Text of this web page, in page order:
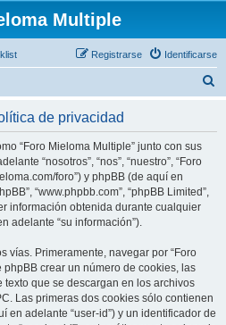
Multiple
Identificarse
Registrarse
de privacidad
“Foro Mieloma Multiple” junto con sus
“nosotros”, “nos”, “nuestro”, “Foro
foro”) y phpBB (de aquí en
“www.phpbb.com”, “phpBB Limited”,
información obtenida durante cualquier
adelante “su información”).
vías. Primeramente, navegar por “Foro
phpBB crear un número de cookies, las
que se descargan en los archivos
Las primeras dos cookies sólo contienen
en adelante “user-id”) y un identificador de